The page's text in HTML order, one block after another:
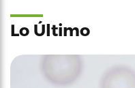
Lo Último